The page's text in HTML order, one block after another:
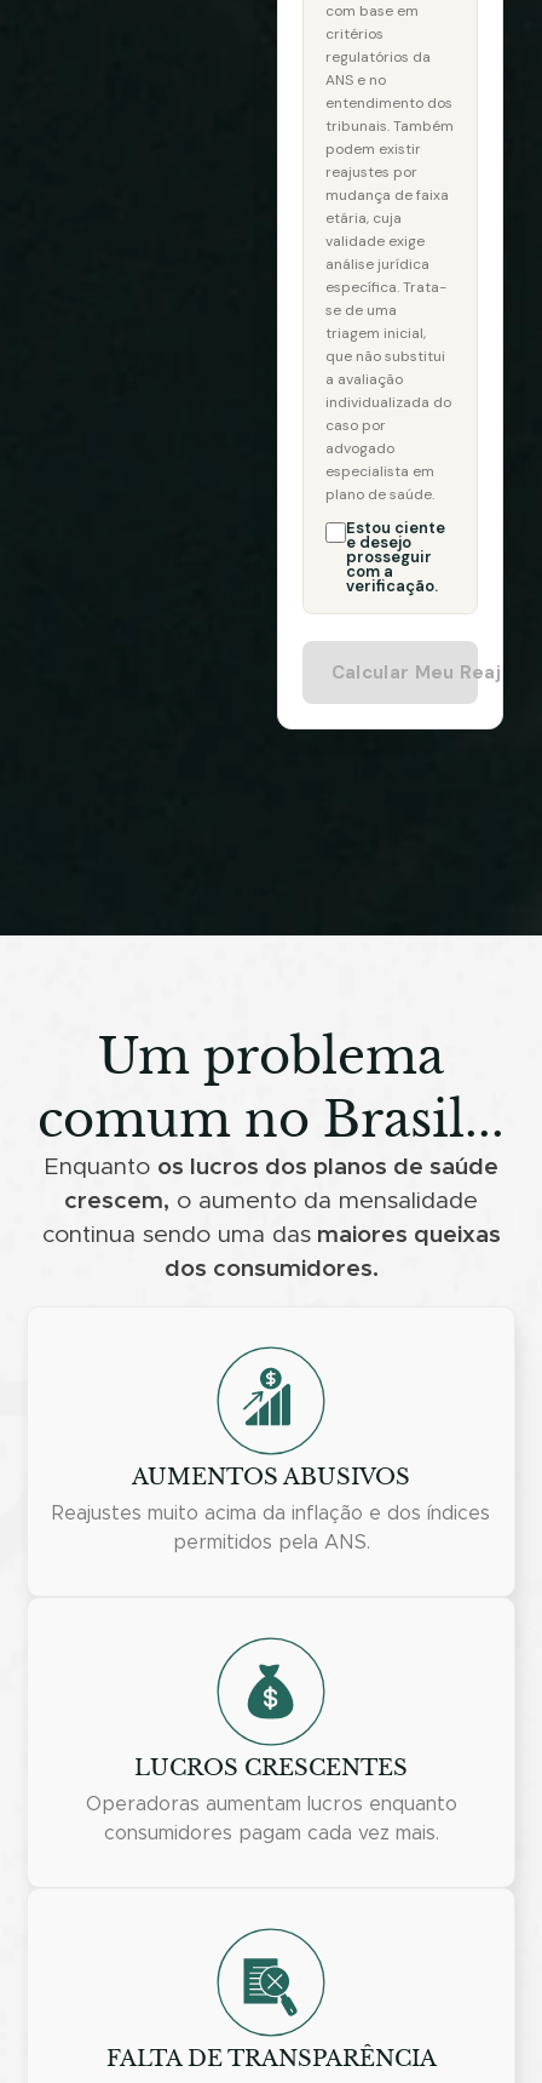
com base em
critérios
regulatórios da
ANS e no
entendimento dos
tribunais. Também
podem existir
reajustes por
mudança de faixa
etária, cuja
validade exige
análise jurídica
específica. Trata-
se de uma
triagem inicial,
que não substitui
a avaliação
individualizada do
caso por
advogado
especialista em
plano de saúde.
Estou ciente
e desejo
prosseguir
com a
verificação.
Calcular Meu
Um problema
comum no Brasil...
Enquanto os lucros dos planos de saúde
crescem, o aumento da mensalidade
continua sendo uma dasmaiores queixas
dos consumidores.
AUMENTOS ABUSIVOS
Reajustes muito acima da inflação e dos índices
permitidos pela ANS.
LUCROS CRESCENTES
Operadoras aumentam lucros enquanto
consumidores pagam cada vez mais.
FALTA DE TRANSPARÊNCIA